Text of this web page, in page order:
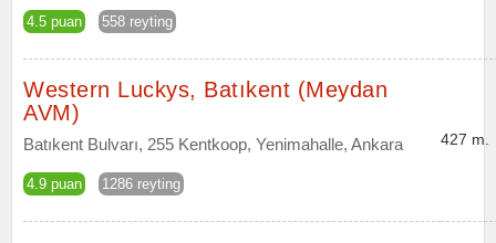
4.5 puan 558 reyting
Western Luckys, Batıkent (Meydan
AVM)
Batıkent Bulvarı, 255 Kentkoop, Yenimahalle, Ankara
4.9 puan 1286 reyting
427 m.